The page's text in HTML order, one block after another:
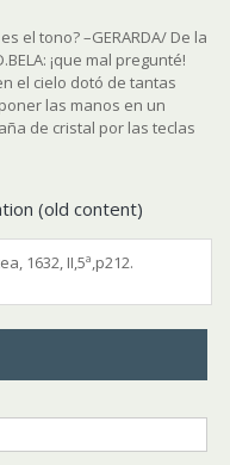
el tono? –GERARDA/ De la
¡que mal pregunté!
el cielo dotó de tantas
las manos en un
de cristal por las teclas
(old content)
1632, II,5ª,p212.